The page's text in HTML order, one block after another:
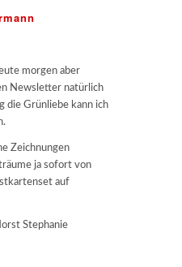
morgen aber
Newsletter natürlich
die Grünliebe kann ich
Zeichnungen
ja sofort von
auf
Stephanie